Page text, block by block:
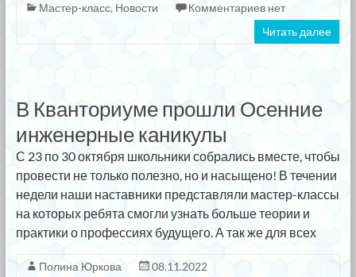
Мастер-класс, Новости
Комментариев нет
Читать далее
В Кванториуме прошли Осенние
инженерные каникулы
С 23 по 30 октября школьники собрались вместе, чтобы
провести не только полезно, но и насыщено! В течении
недели наши наставники представляли мастер-классы
на которых ребята смогли узнать больше теории и
практики о профессиях будущего. А так же для всех
Полина Юркова
08.11.2022